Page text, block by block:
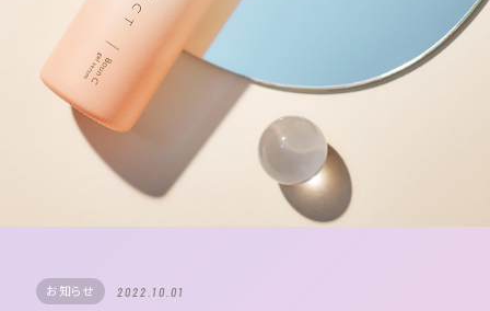
お知らせ 2022.10.01